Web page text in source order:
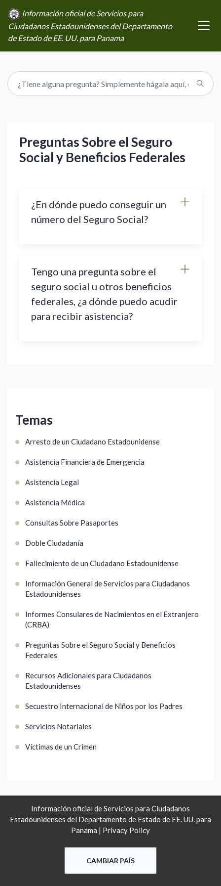
Información oficial de Servicios para
Ciudadanos Estadounidenses del Departamento
de Estado de EE. UU. para Panama
Temas
Arresto de un Ciudadano Estadounidense
Asistencia Financiera de Emergencia
Asistencia Legal
Asistencia Médica
Consultas Sobre Pasaportes
Doble Ciudadanía
Fallecimiento de un Ciudadano Estadounidense
Información General de Servicios para Ciudadanos
Estadounidenses
Informes Consulares de Nacimientos en el Extranjero
(CRBA)
Preguntas Sobre el Seguro Social y Beneficios
Federales
Recursos Adicionales para Ciudadanos
Estadounidenses
Secuestro Internacional de Niños por los Padres
Servicios Notariales
Víctimas de un Crimen
Preguntas Sobre el Seguro
Social y Beneficios Federales
¿En dónde puedo conseguir un
número del Seguro Social?
Tengo una pregunta sobre el
seguro social u otros beneficios
federales, ¿a dónde puedo acudir
para recibir asistencia?
Información oficial de Servicios para Ciudadanos
Estadounidenses del Departamento de Estado de EE. UU. para
Panama | Privacy Policy
CAMBIAR PAÍS